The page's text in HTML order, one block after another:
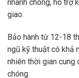
nhanh chóng, hỗ trợ
giao.
Bảo hành từ 12-18
ngũ kỹ thuật có khả
nhiên thời gian cung
chóng.